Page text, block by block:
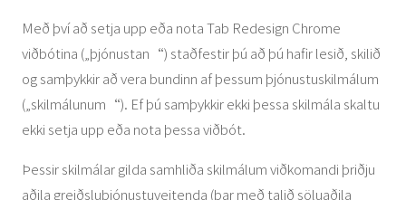
Með því að setja upp eða nota Tab Redesign Chrome
viðbótina („þjónustan“) staðfestir þú að þú hafir lesið, skilið
og samþykkir að vera bundinn af þessum þjónustuskilmálum
(„skilmálunum“). Ef þú samþykkir ekki þessa skilmála skaltu
ekki setja upp eða nota þessa viðbót.
Þessir skilmálar gilda samhliða skilmálum viðkomandi þriðju
aðila greiðsluþjónustuveitenda (þar með talið söluaðila